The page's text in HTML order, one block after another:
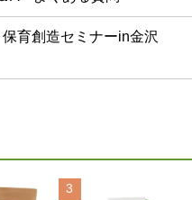
育創造セミナーin金沢
3